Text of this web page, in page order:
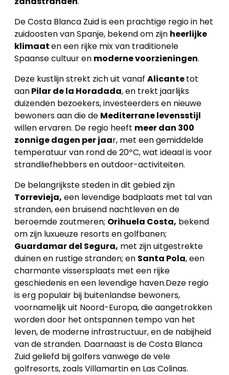
De Costa Blanca Zuid is een prachtige regio in het
zuidoosten van Spanje, bekend om zijn heerlijke
klimaaten een rijke mix van traditionele
Spaanse cultuur en moderne voorzieningen.
Deze kustlijn strekt zich uit vanaf Alicantetot
aanPilar de la Horadada, en trekt jaarlijks
duizenden bezoekers, investeerders en nieuwe
bewoners aan die de Mediterrane levensstijl
willen ervaren. De regio heeft meer dan 300
zonnige dagen per jaar, met een gemiddelde
temperatuur van rond de 20ºC, wat ideaal is voor
strandliefhebbers en outdoor-activiteiten.
De belangrijkste steden in dit gebied zijn
Torrevieja, een levendige badplaats met tal van
stranden, een bruisend nachtleven en de
beroemde zoutmeren; Orihuela Costa, bekend
om zijn luxueuze resorts en golfbanen;
Guardamar del Segura, met zijn uitgestrekte
duinen en rustige stranden; en Santa Pola, een
charmante vissersplaats met een rijke
geschiedenis en een levendige haven.Deze regio
is erg populair bij buitenlandse bewoners,
voornamelijk uit Noord-Europa, die aangetrokken
worden door het ontspannen tempo van het
leven, de moderne infrastructuur, en de nabijheid
van de stranden. Daarnaast is de Costa Blanca
Zuid geliefd bij golfers vanwege de vele
golfresorts, zoals Villamartin en Las Colinas.